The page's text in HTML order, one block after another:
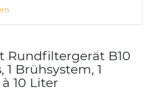
Rundfiltergerät B10
1 Brühsystem, 1
10 Liter